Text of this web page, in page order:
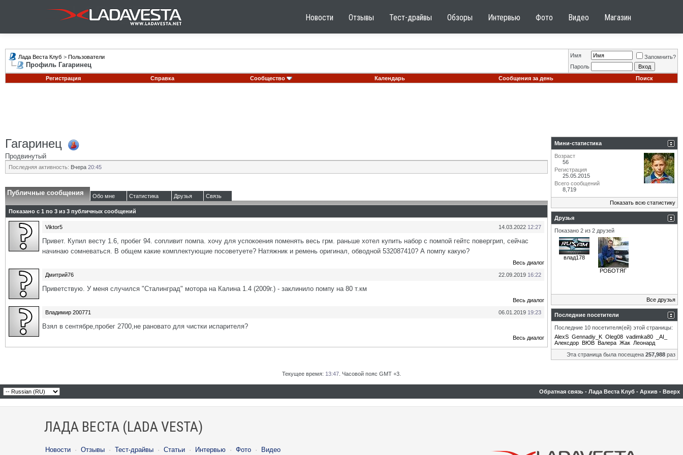
Новости Отзывы Тест-драйвы Обзоры Интервью Фото Видео Магазин
Лада Веста Клуб > Пользователи
Профиль Гагаринец
Имя
Запомнить?
Пароль
Регистрация
Справка Сообщество Календарь Сообщения за день Поиск
Гагаринец
Продвинутый
Последняя активность: Вчера 20:45
Публичные сообщения Обо мне Статистика Друзья Связь
Показано с 1 по 3 из 3 публичных сообщений
14.03.2022 12:27
Viktor5
Привет. Купил весту 1.6, пробег 94. сопливит помпа. хочу для успокоения поменять весь грм. раньше хотел купить набор с помпой гейтс повергрип, сейчас
начинаю сомневаться. В общем какие комплектующие посоветуете? Натяжник и ремень оригинал, обводной 532087410? А помпу какую?
Весь диалог
22.09.2019 16:22
Дмитрий76
Приветствую. У меня случился "Сталинград" мотора на Калина 1.4 (2009г.) - заклинило помпу на 80 т.км
Весь диалог
06.01.2019 19:23
Владимир 200771
Взял в сентябре,пробег 2700,не рановато для чистки испарителя?
Весь диалог
Мини-статистика
Возраст
56
Регистрация
25.05.2015
Всего сообщений
8,719
Показать всю статистику
Друзья
Показано 2 из 2 друзей
влад178
РОБОТЯГ
Все друзья
Последние посетители
Последние 10 посетителя(ей) этой страницы:
AlexS Gennadiy_K Oleg08 vadimka80
_AI_
Алексдор ВЮВ Валера Жак Леонард
Эта страница была посещена 257,988 раз
Текущее время: 13:47 . Часовой пояс GMT +3.
Обратная связь - Лада Веста Клуб - Архив - Вверх
ЛАДА ВЕСТА (LADA VESTA)
Новости · Отзывы · Тест-драйвы · Статьи · Интервью · Фото · Видео